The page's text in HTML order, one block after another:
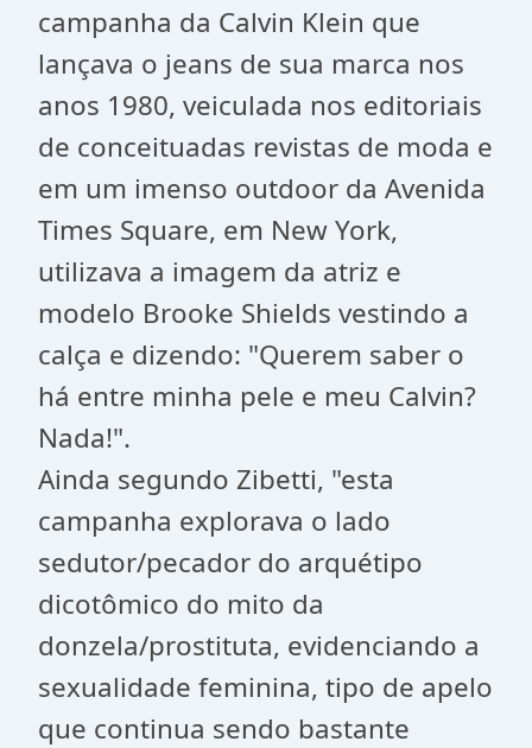
campanha da Calvin Klein que
lançava o jeans de sua marca nos
anos 1980, veiculada nos editoriais
de conceituadas revistas de moda e
em um imenso outdoor da Avenida
Times Square, em New York,
utilizava a imagem da atriz e
modelo Brooke Shields vestindo a
calça e dizendo: "Querem saber o
há entre minha pele e meu Calvin?
Nada!".
Ainda segundo Zibetti, "esta
campanha explorava o lado
sedutor/pecador do arquétipo
dicotômico do mito da
donzela/prostituta, evidenciando a
sexualidade feminina, tipo de apelo
que continua sendo bastante